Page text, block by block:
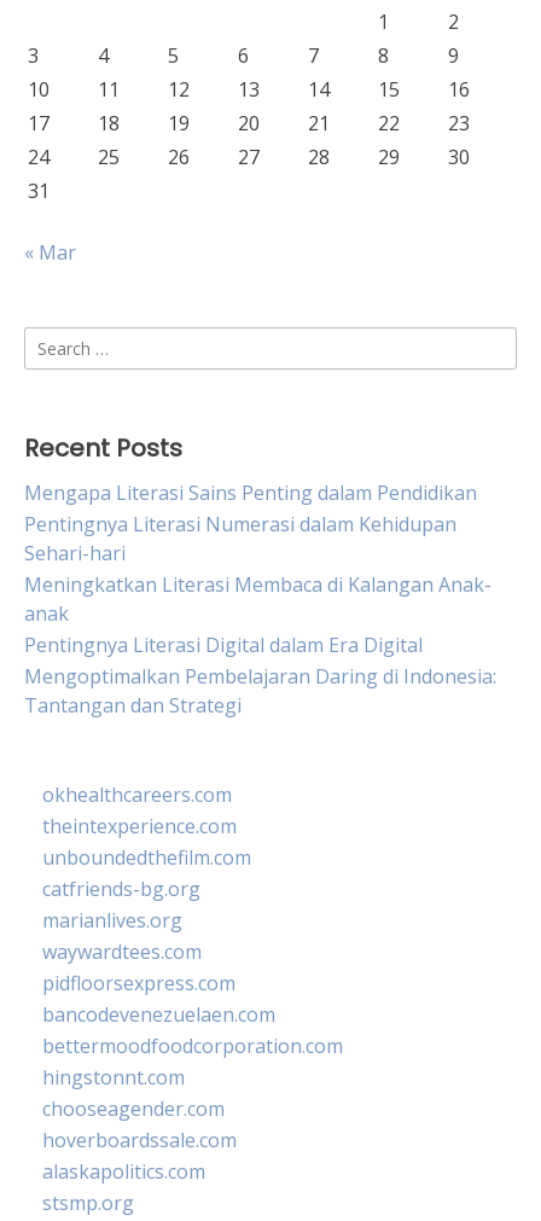
1
2
3
4 5 6 7 8
9
10
11 12 13 14 15
16
17
18 19 20 21 22
23
24
25 26 27 28 29
30
31
« Mar
Search
for:
Recent Posts
Mengapa Literasi Sains Penting dalam Pendidikan
Pentingnya Literasi Numerasi dalam Kehidupan
Sehari-hari
Meningkatkan Literasi Membaca di Kalangan Anak-
anak
Pentingnya Literasi Digital dalam Era Digital
Mengoptimalkan Pembelajaran Daring di Indonesia:
Tantangan dan Strategi
okhealthcareers.com
theintexperience.com
unboundedthefilm.com
catfriends-bg.org
marianlives.org
waywardtees.com
pidfloorsexpress.com
bancodevenezuelaen.com
bettermoodfoodcorporation.com
hingstonnt.com
chooseagender.com
hoverboardssale.com
alaskapolitics.com
stsmp.org